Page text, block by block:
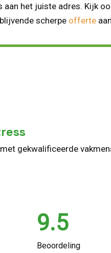
aan het juiste adres. Kijk
scherpe offerte
gekwalificeerde
9.5
Beoordeling